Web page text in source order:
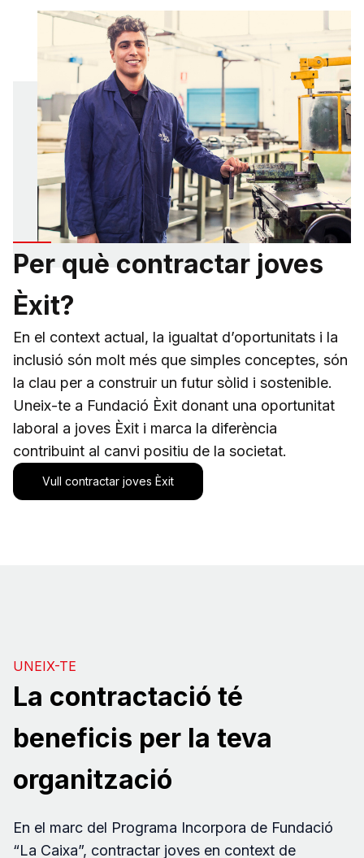
Per què contractar joves
Èxit?
En el context actual, la igualtat d’oportunitats i la
inclusió són molt més que simples conceptes, són
la clau per a construir un futur sòlid i sostenible.
Uneix-te a Fundació Èxit donant una oportunitat
laboral a joves Èxit i marca la diferència
contribuint al canvi positiu de la societat.
Vull contractar joves Èxit
UNEIX-TE
La contractació té
beneficis per la teva
organització
En el marc del Programa Incorpora de Fundació
“La Caixa”, contractar joves en context de